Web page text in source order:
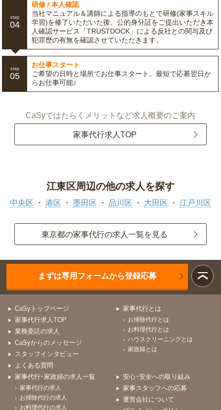
step
04
研修 / 本人確認
当社マニュアル＆講師による指導のもとで研修(家事スキル
学習)を修了いただいた後、公的身分証をご提出いただき本
人確認サービス「TRUSTDOCK」による反社との関与及び
犯罪歴の有無を確認させていただきます。
step
05
お仕事スタート
ご希望の日時と場所でお仕事スタート。最短で応募翌日か
らお仕事可能♪
CaSyではたらくメリットなど求人概要のご案内
家事代行求人TOP
江東区周辺の他の求人を探す
中央区 港区 墨田区 品川区 大田区 江戸川区
東京都の家事代行の求人一覧を見る
まずは専用フォームから登録応募
CaSyトップページ
家事代行求人TOP
業務委託の求人
CaSyからのメッセージ
スタッフインタビュー
よくある質問
家事代行とは
お掃除代行とは
お料理代行とは
ハウスクリーニングとは
家政婦とは
家事代行･家政婦の求人一覧
家事代行の求人
お掃除代行の求人
お料理代行の求人
安心･安全への取り組み
家事スタッフへの応募
運営会社について